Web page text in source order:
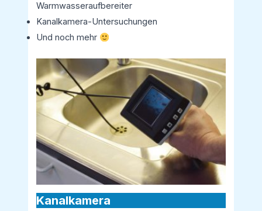
Warmwasseraufbereiter
Kanalkamera-Untersuchungen
Und noch mehr
Kanalkamera